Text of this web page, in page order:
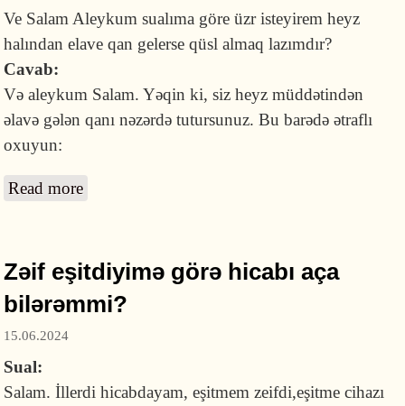
Ve Salam Aleykum sualıma göre üzr isteyirem heyz
halından elave qan gelerse qüsl almaq lazımdır?
Cavab:
Və aleykum Salam. Yəqin ki, siz heyz müddətindən
əlavə gələn qanı nəzərdə tutursunuz. Bu barədə ətraflı
oxuyun:
Read more
Zəif eşitdiyimə görə hicabı aça
bilərəmmi?
15.06.2024
Sual:
Salam. İllerdi hicabdayam, eşitmem zeifdi,eşitme cihazı